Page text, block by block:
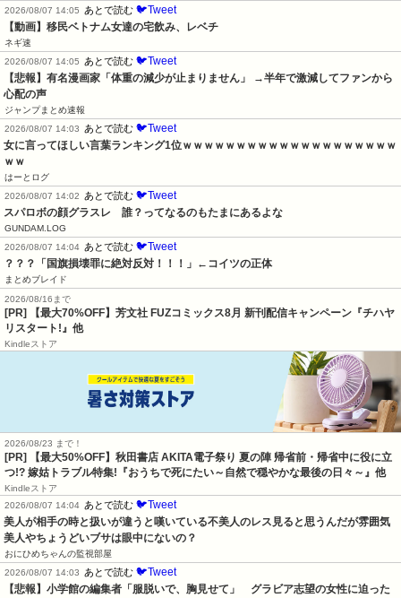
2026/08/07 14:05
あとで読む 🐦Tweet
【動画】移民ベトナム女達の宅飲み、レベチ
ネギ速
2026/08/07 14:05
あとで読む 🐦Tweet
【悲報】有名漫画家「体重の減少が止まりません」 →半年で激減してファンから
心配の声
ジャンプまとめ速報
2026/08/07 14:03
あとで読む 🐦Tweet
女に言ってほしい言葉ランキング1位ｗｗｗｗｗｗｗｗｗｗｗｗｗｗｗｗｗｗｗｗ
ｗｗ
はーとログ
2026/08/07 14:02
あとで読む 🐦Tweet
スパロボの顔グラスレ　誰？ってなるのもたまにあるよな
GUNDAM.LOG
2026/08/07 14:04 あとで読む 🐦Tweet
？？？「国旗損壊罪に絶対反対！！！」←コイツの正体
まとめブレイド
2026/08/16まで
[PR] 【最大70%OFF】芳文社 FUZコミックス8月 新刊配信キャンペーン『チハヤ
リスタート!』他
Kindleストア
2026/08/23 まで！
[PR] 【最大50%OFF】秋田書店 AKITA電子祭り 夏の陣 帰省前・帰省中に役に立
つ!? 嫁姑トラブル特集!『おうちで死にたい～自然で穏やかな最後の日々～』他
Kindleストア
2026/08/07 14:04 あとで読む 🐦Tweet
美人が相手の時と扱いが違うと嘆いている不美人のレス見ると思うんだが雰囲気
美人やちょうどいブサは眼中にないの？
おにひめちゃんの監視部屋
2026/08/07 14:03
あとで読む 🐦Tweet
【悲報】小学館の編集者「服脱いで、胸見せて」　グラビア志望の女性に迫った